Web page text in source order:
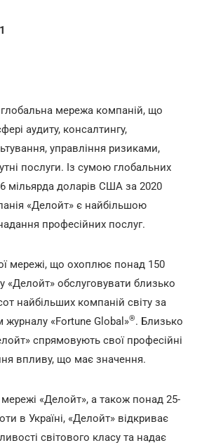
мережа компаній, що
аудиту, консалтингу,
управління ризиками,
послуги. Із сумою глобальних
мільярда доларів США за 2020
«Делойт» є найбільшою
професійних послуг.
мережі, що охоплює понад 150
«Делойт» обслуговувати близько
найбільших компаній світу за
«Fortune Global»®. Близько
спрямовують свої професійні
впливу, що має значення.
«Делойт», а також понад 25-
в Україні, «Делойт» відкриває
світового класу та надає